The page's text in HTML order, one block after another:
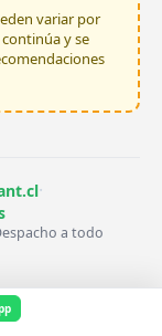
variar por
y se
·
a todo